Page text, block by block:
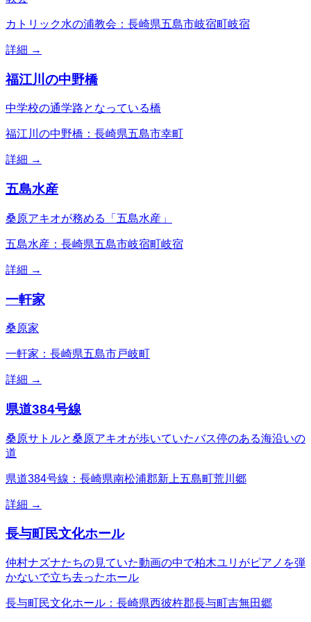
カトリック水の浦教会：長崎県五島市岐宿町岐宿
詳細 →
福江川の中野橋
中学校の通学路となっている橋
福江川の中野橋：長崎県五島市幸町
詳細 →
五島水産
桑原アキオが務める「五島水産」
五島水産：長崎県五島市岐宿町岐宿
詳細 →
一軒家
桑原家
一軒家：長崎県五島市戸岐町
詳細 →
県道384号線
桑原サトルと桑原アキオが歩いていたバス停のある海沿いの
道
県道384号線：長崎県南松浦郡新上五島町荒川郷
詳細 →
長与町民文化ホール
仲村ナズナたちの見ていた動画の中で柏木ユリがピアノを弾
かないで立ち去ったホール
長与町民文化ホール：長崎県西彼杵郡長与町吉無田郷